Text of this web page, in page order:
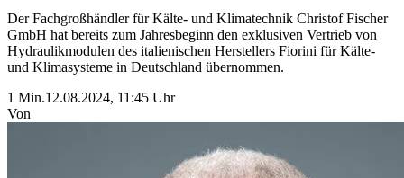
Der Fachgroßhändler für Kälte- und Klimatechnik Christof Fischer
GmbH hat bereits zum Jahresbeginn den exklusiven Vertrieb von
Hydraulikmodulen des italienischen Herstellers Fiorini für Kälte-
und Klimasysteme in Deutschland übernommen.
1 Min.12.08.2024, 11:45 Uhr
Von